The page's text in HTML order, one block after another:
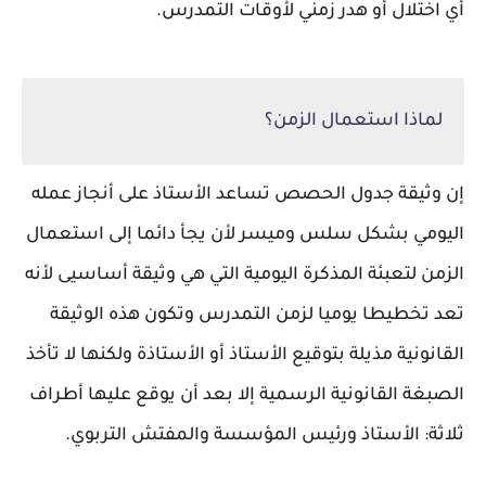
أي اختلال أو هدر زمني لأوقات التمدرس.
لماذا استعمال الزمن؟
إن وثيقة جدول الحصص تساعد الأستاذ على أنجاز عمله
اليومي بشكل سلس وميسر لأن يجأ دائما إلى استعمال
الزمن لتعبئة المذكرة اليومية التي هي وثيقة أساسيى لأنه
تعد تخطيطا يوميا لزمن التمدرس وتكون هذه الوثيقة
القانونية مذيلة بتوقيع الأستاذ أو الأستاذة ولكنها لا تأخذ
الصبغة القانونية الرسمية إلا بعد أن يوقع عليها أطراف
ثلاثة: الأستاذ ورئيس المؤسسة والمفتش التربوي.